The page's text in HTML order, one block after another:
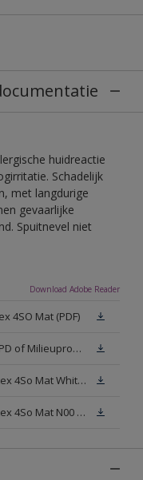
huidreactie
Schadelijk
met langdurige
gevaarlijke
Spuitnevel niet
Download Adobe Reader
4SO Mat (PDF)
Sikkens Exterior Wall Paints A - EPD of Milieuproductverklaring
Veiligheidsinformatieblad Alphatex 4So Mat White W05 (MSDS)
Veiligheidsinformatieblad Alphatex 4So Mat N00 (MSDS)